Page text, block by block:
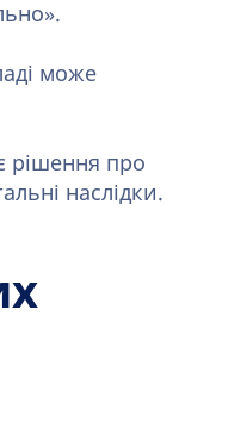
може
рішення про
наслідки.